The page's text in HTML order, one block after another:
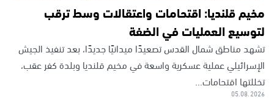
مخيم قلنديا: اقتحامات واعتقالات وسط ترقب
لتوسيع العمليات في الضفة
تشهد مناطق شمال القدس تصعيدًا ميدانيًا جديدًا، بعد تنفيذ الجيش
الإسرائيلي عملية عسكرية واسعة في مخيم قلنديا وبلدة كفر عقب،
تخللتها اقتحامات...
05.08.2026